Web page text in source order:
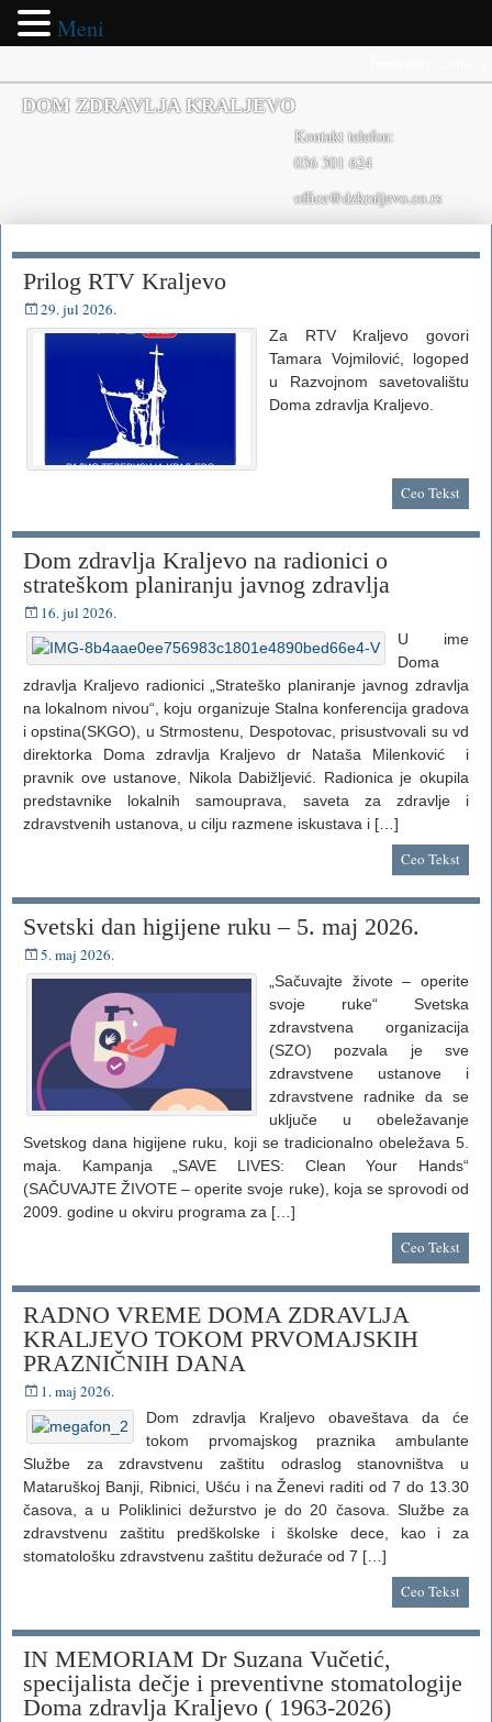
DOM ZDRAVLJA KRALJEVO
Kontakt telefon:
036 301 624
office@dzkraljevo.co.rs
Prilog RTV Kraljevo
29. jul 2026.
Za RTV Kraljevo govori
Tamara Vojmilović, logoped
u Razvojnom savetovalištu
Doma zdravlja Kraljevo.
Ceo Tekst
Dom zdravlja Kraljevo na radionici o
strateškom planiranju javnog zdravlja
16. jul 2026.
U ime
Doma
zdravlja Kraljevo radionici „Strateško planiranje javnog zdravlja
na lokalnom nivou“, koju organizuje Stalna konferencija gradova
i opstina(SKGO), u Strmostenu, Despotovac, prisustvovali su vd
direktorka Doma zdravlja Kraljevo dr Nataša Milenković i
pravnik ove ustanove, Nikola Dabižljević. Radionica je okupila
predstavnike lokalnih samouprava, saveta za zdravlje i
zdravstvenih ustanova, u cilju razmene iskustava i […]
Ceo Tekst
Svetski dan higijene ruku – 5. maj 2026.
5. maj 2026.
„Sačuvajte živote – operite
svoje ruke“ Svetska
zdravstvena organizacija
(SZO) pozvala je sve
zdravstvene ustanove i
zdravstvene radnike da se
uključe u obeležavanje
Svetskog dana higijene ruku, koji se tradicionalno obeležava 5.
maja. Kampanja „SAVE LIVES: Clean Your Hands“
(SAČUVAJTE ŽIVOTE – operite svoje ruke), koja se sprovodi od
2009. godine u okviru programa za […]
Ceo Tekst
RADNO VREME DOMA ZDRAVLJA
KRALJEVO TOKOM PRVOMAJSKIH
PRAZNIČNIH DANA
1. maj 2026.
Dom zdravlja Kraljevo obaveštava da će
tokom prvomajskog praznika ambulante
Službe za zdravstvenu zaštitu odraslog stanovništva u
Mataruškoj Banji, Ribnici, Ušću i na Ženevi raditi od 7 do 13.30
časova, a u Poliklinici dežurstvo je do 20 časova. Službe za
zdravstvenu zaštitu predškolske i školske dece, kao i za
stomatološku zdravstvenu zaštitu dežuraće od 7 […]
Ceo Tekst
IN MEMORIAM Dr Suzana Vučetić,
specijalista dečje i preventivne stomatologije
Doma zdravlja Kraljevo ( 1963-2026)
Meni